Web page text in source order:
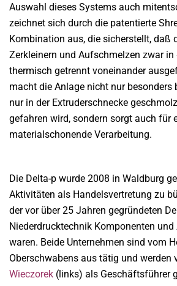
Auswahl dieses Systems auch
zeichnet sich durch die patentierte
Kombination aus, die sicherstellt, daß
Zerkleinern und Aufschmelzen zwar
thermisch getrennt voneinander
macht die Anlage nicht nur besonders
nur in der Extruderschnecke
gefahren wird, sondern sorgt auch für
materialschonende Verarbeitung.
Die Delta-p wurde 2008 in Waldburg
Aktivitäten als Handelsvertretung zu
der vor über 25 Jahren gegründeten
Niederdrucktechnik Komponenten und
waren. Beide Unternehmen sind vom
Oberschwabens aus tätig und werden
Wieczorek (links) als Geschäftsführer